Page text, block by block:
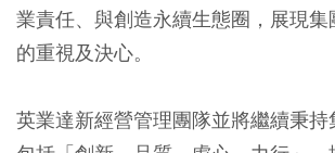
業責任、與創造永續生態圈，展現集
的重視及決心。
英業達新經營管理團隊並將繼續秉持